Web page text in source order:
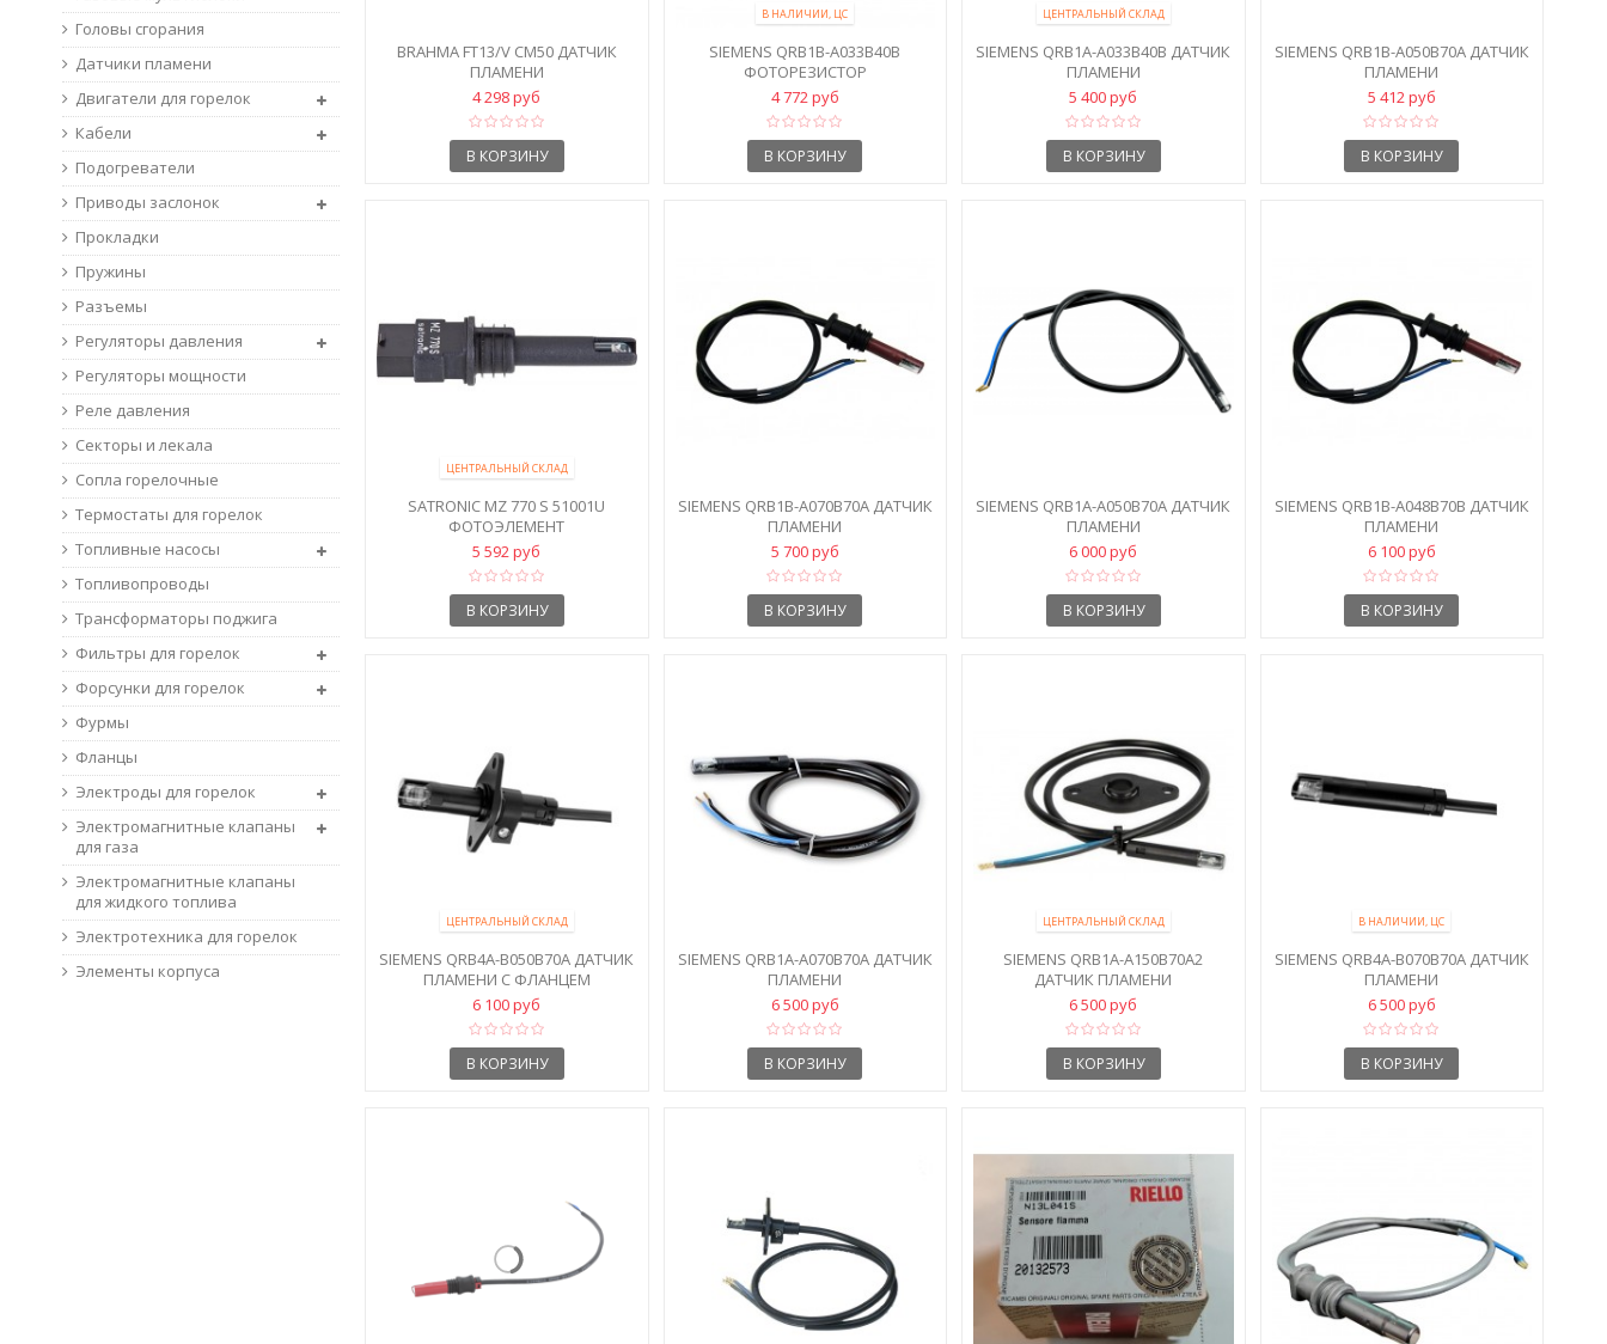
BRAHMA FT13/V CM50 ДАТЧИК
ПЛАМЕНИ
4 298 руб
В КОРЗИНУ
В НАЛИЧИИ, ЦС
SIEMENS QRB1B-A033B40B
ФОТОРЕЗИСТОР
4 772 руб
В КОРЗИНУ
ЦЕНТРАЛЬНЫЙ СКЛАД
SIEMENS QRB1A-A033B40B ДАТЧИК
ПЛАМЕНИ
5 400 руб
В КОРЗИНУ
SIEMENS QRB1B-A050B70A ДАТЧИК
ПЛАМЕНИ
5 412 руб
В КОРЗИНУ
ЦЕНТРАЛЬНЫЙ СКЛАД
SATRONIC MZ 770 S 51001U
ФОТОЭЛЕМЕНТ
5 592 руб
В КОРЗИНУ
SIEMENS QRB1B-A070B70A ДАТЧИК
ПЛАМЕНИ
5 700 руб
В КОРЗИНУ
SIEMENS QRB1A-A050B70A ДАТЧИК
ПЛАМЕНИ
6 000 руб
В КОРЗИНУ
SIEMENS QRB1B-A048B70B ДАТЧИК
ПЛАМЕНИ
6 100 руб
В КОРЗИНУ
ЦЕНТРАЛЬНЫЙ СКЛАД
SIEMENS QRB4A-B050B70A ДАТЧИК
ПЛАМЕНИ С ФЛАНЦЕМ
6 100 руб
В КОРЗИНУ
SIEMENS QRB1A-A070B70A ДАТЧИК
ПЛАМЕНИ
6 500 руб
В КОРЗИНУ
ЦЕНТРАЛЬНЫЙ СКЛАД
SIEMENS QRB1A-A150B70A2
ДАТЧИК ПЛАМЕНИ
6 500 руб
В КОРЗИНУ
В НАЛИЧИИ, ЦС
SIEMENS QRB4A-B070B70A ДАТЧИК
ПЛАМЕНИ
6 500 руб
В КОРЗИНУ
Головы сгорания
Датчики пламени
Двигатели для горелок
Кабели
Подогреватели
Приводы заслонок
Прокладки
Пружины
Разъемы
Регуляторы давления
Регуляторы мощности
Реле давления
Секторы и лекала
Сопла горелочные
Термостаты для горелок
Топливные насосы
Топливопроводы
Трансформаторы поджига
Фильтры для горелок
Форсунки для горелок
Фурмы
Фланцы
Электроды для горелок
Электромагнитные клапаны
для газа
Электромагнитные клапаны
для жидкого топлива
Электротехника для горелок
Элементы корпуса